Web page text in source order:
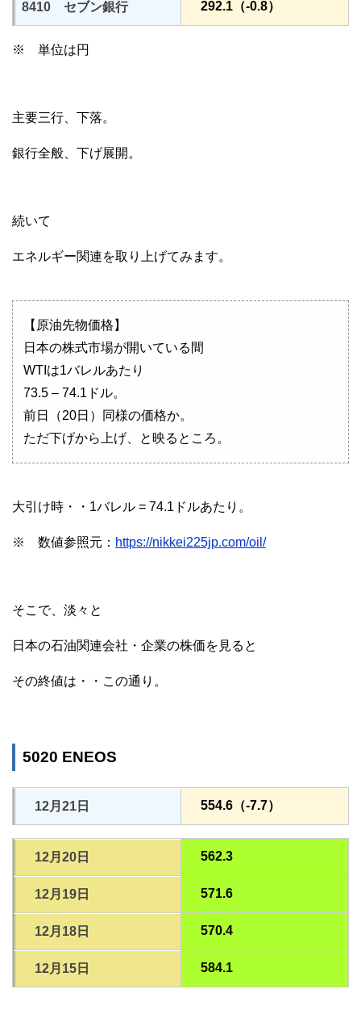
8410 セブン銀行 292.1（-0.8）
※ 単位は円
主要三行、下落。
銀行全般、下げ展開。
続いて
エネルギー関連を取り上げてみます。
【原油先物価格】
日本の株式市場が開いている間
WTIは1バレルあたり
73.5 – 74.1ドル。
前日（20日）同様の価格か。
ただ下げから上げ、と映るところ。
大引け時・・1バレル = 74.1ドルあたり。
※ 数値参照元： https://nikkei225jp.com/oil/
そこで、淡々と
日本の石油関連会社・企業の株価を見ると
その終値は・・この通り。
5020 ENEOS
12月21日 554.6（-7.7）
12月20日 562.3
12月19日 571.6
12月18日 570.4
12月15日 584.1